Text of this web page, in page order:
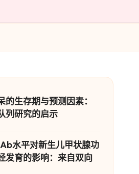
生存期与预测因素：
列研究的启示
水平对新生儿甲状腺功
发育的影响：来自双向